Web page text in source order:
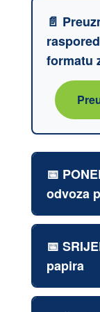
📄
formatu
📅
odvoza
📅
26.01.,
29.06.,
📅
papira